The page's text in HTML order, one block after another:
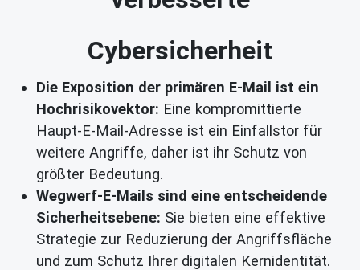
Cybersicherheit
Die Exposition der primären E-Mail ist ein
Hochrisikovektor: Eine kompromittierte
Haupt-E-Mail-Adresse ist ein Einfallstor für
weitere Angriffe, daher ist ihr Schutz von
größter Bedeutung.
Wegwerf-E-Mails sind eine entscheidende
Sicherheitsebene: Sie bieten eine effektive
Strategie zur Reduzierung der Angriffsfläche
und zum Schutz Ihrer digitalen Kernidentität.